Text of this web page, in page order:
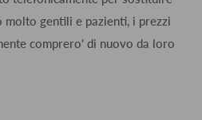
gentili e pazienti, i prezzi
comprero' di nuovo da loro